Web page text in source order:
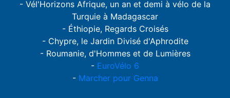
- Vél'Horizons Afrique, un an et demi à vélo de la
Turquie à Madagascar
- Éthiopie, Regards Croisés
- Chypre, le Jardin Divisé d'Aphrodite
- Roumanie, d'Hommes et de Lumières
- EuroVélo 6
- Marcher pour Genna